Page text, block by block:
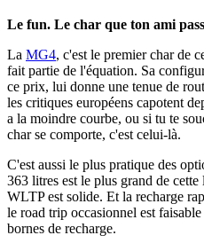
Le fun. Le char que ton ami
La MG4, c'est le premier char de
fait partie de l'équation. Sa
ce prix, lui donne une tenue de
les critiques européens capotent
a la moindre courbe, ou si tu te
char se comporte, c'est celui-là.
C'est aussi le plus pratique des
363 litres est le plus grand de
WLTP est solide. Et la recharge
le road trip occasionnel est
bornes de recharge.